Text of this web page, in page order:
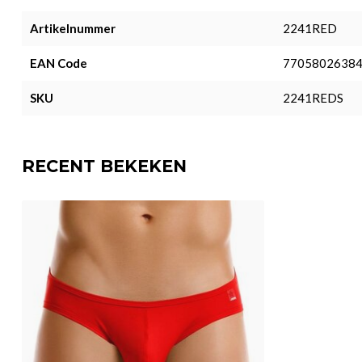
Artikelnummer 2241RED
EAN Code
SKU 2241REDS
RECENT BEKEKEN